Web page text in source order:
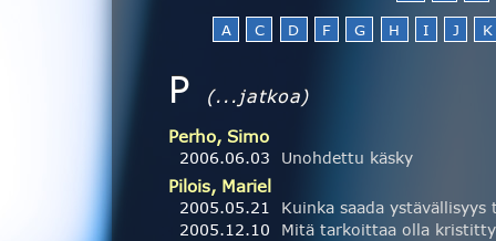
A C D F G H I J K
P (...jatkoa)
Perho, Simo
2006.06.03 Unohdettu käsky
Pilois, Mariel
2005.05.21
2005.12.10
Mitä tarkoittaa olla